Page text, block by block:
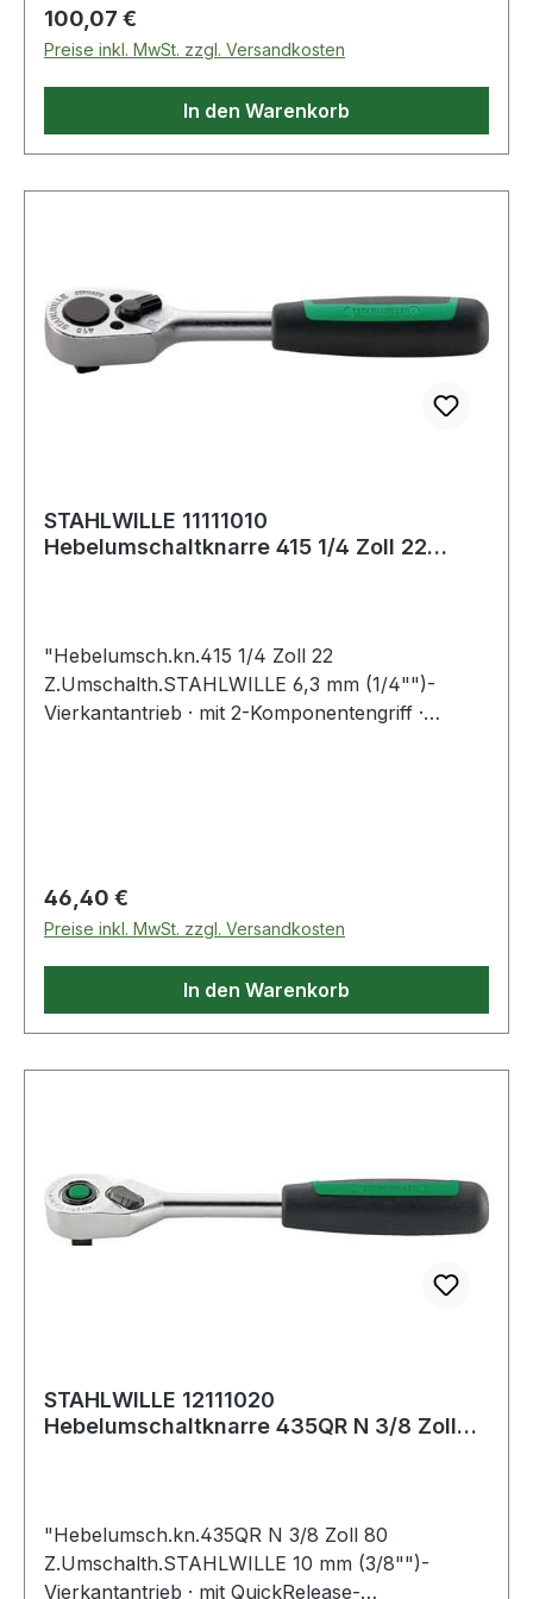
Regulärer Preis:
100,07 €
Preise inkl. MwSt. zzgl. Versandkosten
In den Warenkorb
STAHLWILLE 11111010
Hebelumschaltknarre 415 1/4 Zoll 22
"Hebelumsch.kn.415 1/4 Zoll 22
Z.Umschalth.STAHLWILLE 6,3 mm (1/4"")-
Vierkantantrieb · mit 2-Komponentengriff ·
Regulärer Preis:
46,40 €
Preise inkl. MwSt. zzgl. Versandkosten
In den Warenkorb
STAHLWILLE 12111020
Hebelumschaltknarre 435QR N 3/8 Zoll
"Hebelumsch.kn.435QR N 3/8 Zoll 80
Z.Umschalth.STAHLWILLE 10 mm (3/8"")-
Vierkantantrieb · mit QuickRelease-